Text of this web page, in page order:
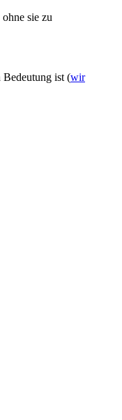
sie zu
Bedeutung ist (wir